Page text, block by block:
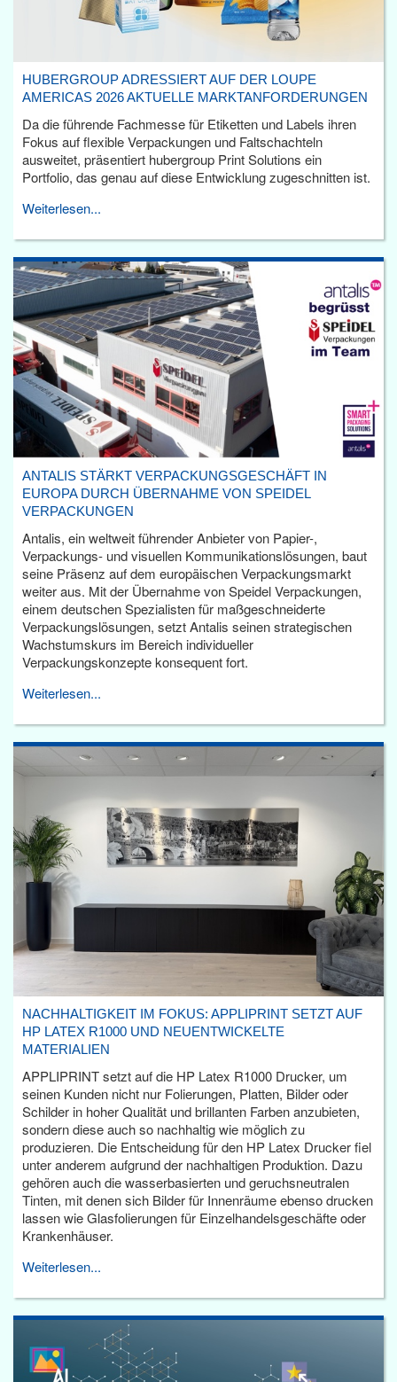
HUBERGROUP ADRESSIERT AUF DER LOUPE
AMERICAS 2026 AKTUELLE MARKTANFORDERUNGEN
Da die führende Fachmesse für Etiketten und Labels ihren
Fokus auf flexible Verpackungen und Faltschachteln
ausweitet, präsentiert hubergroup Print Solutions ein
Portfolio, das genau auf diese Entwicklung zugeschnitten ist.
Weiterlesen...
ANTALIS STÄRKT VERPACKUNGSGESCHÄFT IN
EUROPA DURCH ÜBERNAHME VON SPEIDEL
VERPACKUNGEN
Antalis, ein weltweit führender Anbieter von Papier-,
Verpackungs- und visuellen Kommunikationslösungen, baut
seine Präsenz auf dem europäischen Verpackungsmarkt
weiter aus. Mit der Übernahme von Speidel Verpackungen,
einem deutschen Spezialisten für maßgeschneiderte
Verpackungslösungen, setzt Antalis seinen strategischen
Wachstumskurs im Bereich individueller
Verpackungskonzepte konsequent fort.
Weiterlesen...
NACHHALTIGKEIT IM FOKUS: APPLIPRINT SETZT AUF
HP LATEX R1000 UND NEUENTWICKELTE
MATERIALIEN
APPLIPRINT setzt auf die HP Latex R1000 Drucker, um
seinen Kunden nicht nur Folierungen, Platten, Bilder oder
Schilder in hoher Qualität und brillanten Farben anzubieten,
sondern diese auch so nachhaltig wie möglich zu
produzieren. Die Entscheidung für den HP Latex Drucker fiel
unter anderem aufgrund der nachhaltigen Produktion. Dazu
gehören auch die wasserbasierten und geruchsneutralen
Tinten, mit denen sich Bilder für Innenräume ebenso drucken
lassen wie Glasfolierungen für Einzelhandelsgeschäfte oder
Krankenhäuser.
Weiterlesen...